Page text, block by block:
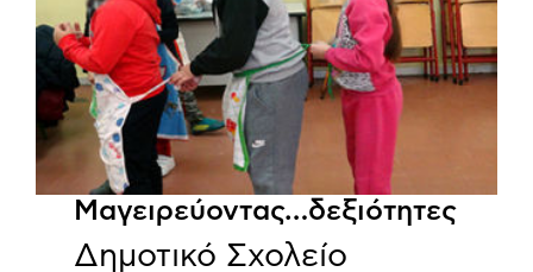
Μαγειρεύοντας…δεξιότητες
Δημοτικό Σχολείο